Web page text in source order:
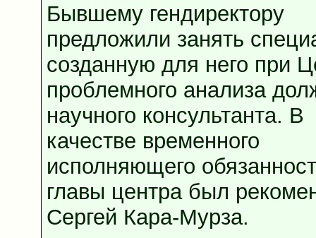
Бывшему гендиректору
предложили занять
созданную для него при
проблемного анализа
научного консультанта. В
качестве временного
исполняющего
главы центра был
Сергей Кара-Мурза.